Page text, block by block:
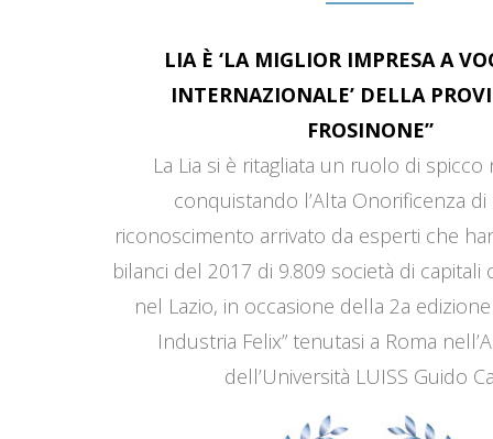
LIA È ‘LA MIGLIOR IMPRESA A
INTERNAZIONALE’ DELLA
FROSINONE”
La Lia si è ritagliata un ruolo di
conquistando l’Alta Onorificenza di
riconoscimento arrivato da esperti che
bilanci del 2017 di 9.809 società di capitali
nel Lazio, in occasione della 2a
Industria Felix” tenutasi a Roma
dell’Università LUISS Guido